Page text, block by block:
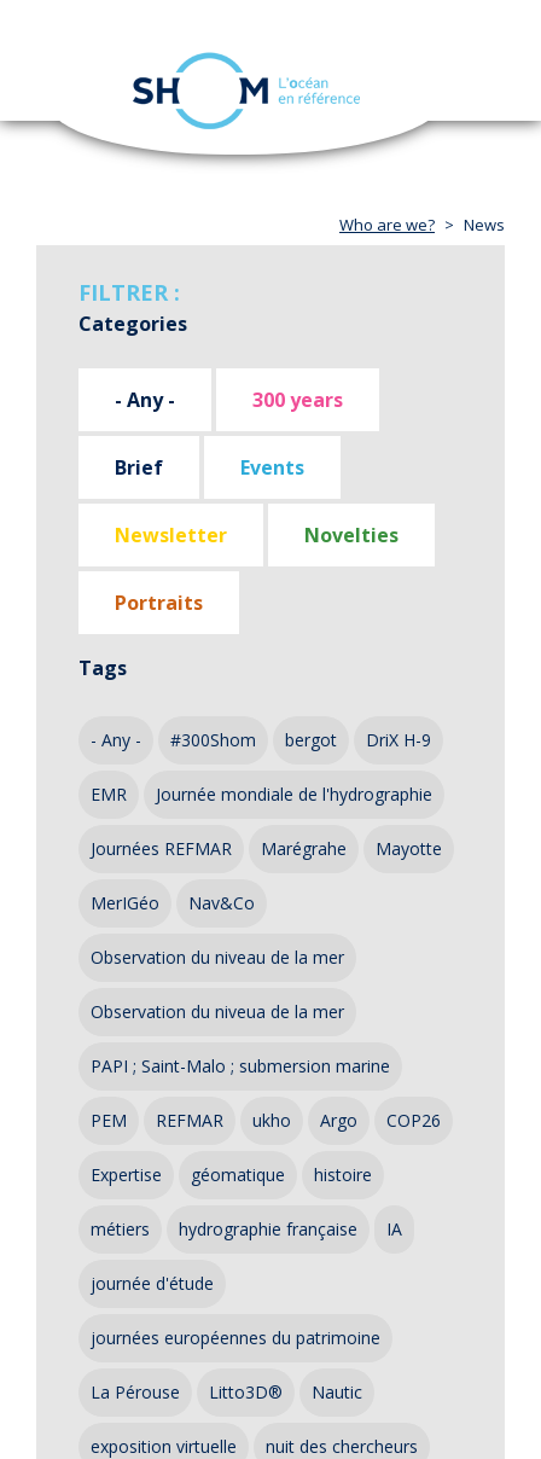
Skip
navigation
Who are we? News
FILTRER :
Categories
- Any - 300 years
Brief Events
Newsletter Novelties
Portraits
Tags
- Any - #300Shom bergot DriX H-9
EMR Journée mondiale de l'hydrographie
Journées REFMAR Marégrahe Mayotte
MerIGéo Nav&Co
Observation du niveau de la mer
Observation du niveua de la mer
PAPI ; Saint-Malo ; submersion marine
PEM REFMAR ukho Argo COP26
Expertise géomatique histoire
métiers hydrographie française IA
journée d'étude
journées européennes du patrimoine
La Pérouse Litto3D® Nautic
exposition virtuelle nuit des chercheurs